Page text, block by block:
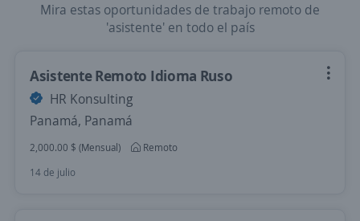
Mira estas oportunidades de trabajo remoto de
'asistente' en todo el país
Asistente Remoto Idioma Ruso
HR Konsulting
Panamá, Panamá
2,000.00 $ (Mensual)
Remoto
14 de julio